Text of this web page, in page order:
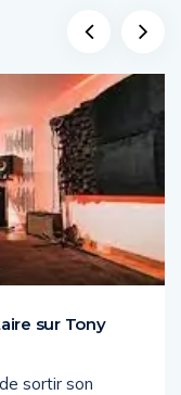
sur Tony
sortir son